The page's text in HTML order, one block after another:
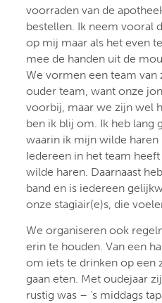
voorraden van de
bestellen. Ik neem vooral
op mij maar als het even
mee de handen uit de
We vormen een team van
ouder team, want onze
voorbij, maar we zijn wel
ben ik blij om. Ik heb lang
waarin ik mijn wilde haren
Iedereen in het team
wilde haren. Daarnaast
band en is iedereen
onze stagiair(e)s, die
We organiseren ook
erin te houden. Van een
om iets te drinken op een
gaan eten. Met oudejaar
rustig was – ‘s middags